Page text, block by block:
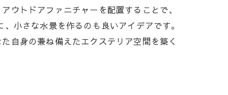
ウトドアファニチャーを配置することで、
小さな水景を作るのも良いアイデアです。
自身の兼ね備えたエクステリア空間を築く